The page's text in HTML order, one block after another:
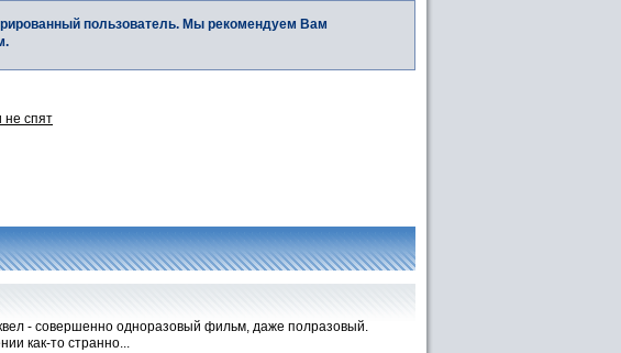
пользователь. Мы рекомендуем Вам
не спят
- совершенно одноразовый фильм, даже полразовый.
как-то странно...